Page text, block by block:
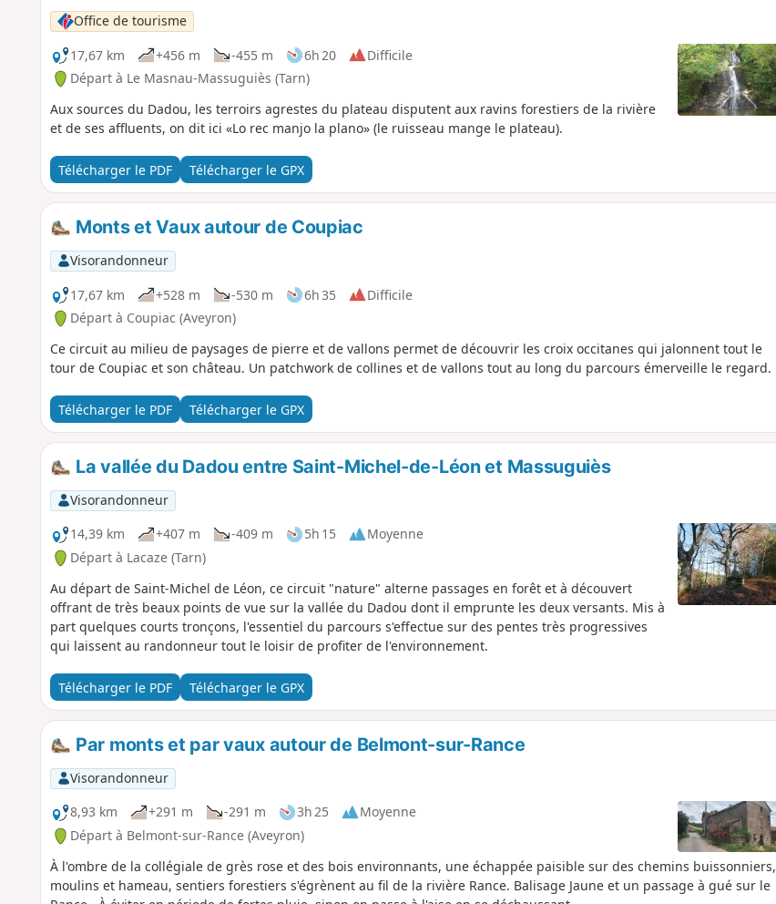
Office de tourisme
17,67 km
+456 m -455 m 6h 20
Difficile
Départ à Le Masnau-Massuguiès (Tarn)
Aux sources du Dadou, les terroirs agrestes du plateau disputent aux ravins forestiers de la rivière
et de ses affluents, on dit ici «Lo rec manjo la plano» (le ruisseau mange le plateau).
Télécharger le PDF Télécharger le GPX
Monts et Vaux autour de Coupiac
Visorandonneur
17,67 km
+528 m -530 m 6h 35
Difficile
Départ à Coupiac (Aveyron)
Ce circuit au milieu de paysages de pierre et de vallons permet de découvrir les croix occitanes qui jalonnent tout le
tour de Coupiac et son château. Un patchwork de collines et de vallons tout au long du parcours émerveille le regard.
Télécharger le PDF Télécharger le GPX
La vallée du Dadou entre Saint-Michel-de-Léon et Massuguiès
Visorandonneur
14,39 km
+407 m -409 m 5h 15
Moyenne
Départ à Lacaze (Tarn)
Au départ de Saint-Michel de Léon, ce circuit "nature" alterne passages en forêt et à découvert
offrant de très beaux points de vue sur la vallée du Dadou dont il emprunte les deux versants. Mis à
part quelques courts tronçons, l'essentiel du parcours s'effectue sur des pentes très progressives
qui laissent au randonneur tout le loisir de profiter de l'environnement.
Télécharger le PDF Télécharger le GPX
Par monts et par vaux autour de Belmont-sur-Rance
Visorandonneur
8,93 km
+291 m -291 m 3h 25
Moyenne
Départ à Belmont-sur-Rance (Aveyron)
À l'ombre de la collégiale de grès rose et des bois environnants, une échappée paisible sur des chemins buissonniers,
moulins et hameau, sentiers forestiers s'égrènent au fil de la rivière Rance. Balisage Jaune et un passage à gué sur le